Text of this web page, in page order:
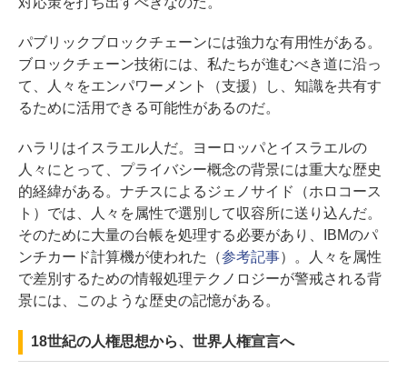
パブリックブロックチェーンには強力な有用性がある。
ブロックチェーン技術には、私たちが進むべき道に沿っ
て、人々をエンパワーメント（支援）し、知識を共有す
るために活用できる可能性があるのだ。
ハラリはイスラエル人だ。ヨーロッパとイスラエルの
人々にとって、プライバシー概念の背景には重大な歴史
的経緯がある。ナチスによるジェノサイド（ホロコース
ト）では、人々を属性で選別して収容所に送り込んだ。
そのために大量の台帳を処理する必要があり、IBMのパ
ンチカード計算機が使われた（参考記事）。人々を属性
で差別するための情報処理テクノロジーが警戒される背
景には、このような歴史の記憶がある。
18世紀の人権思想から、世界人権宣言へ